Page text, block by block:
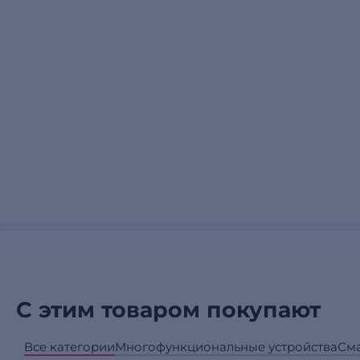
С этим товаром покупают
Все категорииМногофункциональные устройства